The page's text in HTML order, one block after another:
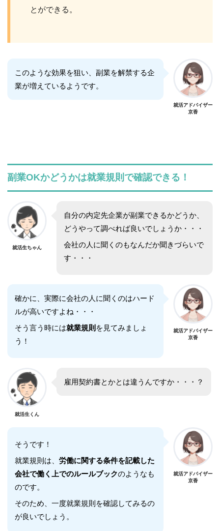
とができる。
このような効果を狙い、副業を解禁する企
業が増えているようです。
就活アドバイザー
京香
副業OKかどうかは就業規則で確認できる！
就活生ちゃん
自分の内定先企業が副業できるかどうか、
どうやって調べれば良いでしょうか・・・
会社の人に聞くのもなんだか聞きづらいで
す・・・
確かに、実際に会社の人に聞くのはハード
ルが高いですよね・・・
そう言う時には就業規則 を見てみましょ
う！
就活アドバイザー
京香
就活生くん
雇用契約書とかとは違うんですか・・・？
そうです！
就業規則は、 労働に関する条件を記載した
会社で働く上でのルールブックのようなも
のです。
そのため、一度就業規則を確認してみるの
が良いでしょう。
就活アドバイザー
京香